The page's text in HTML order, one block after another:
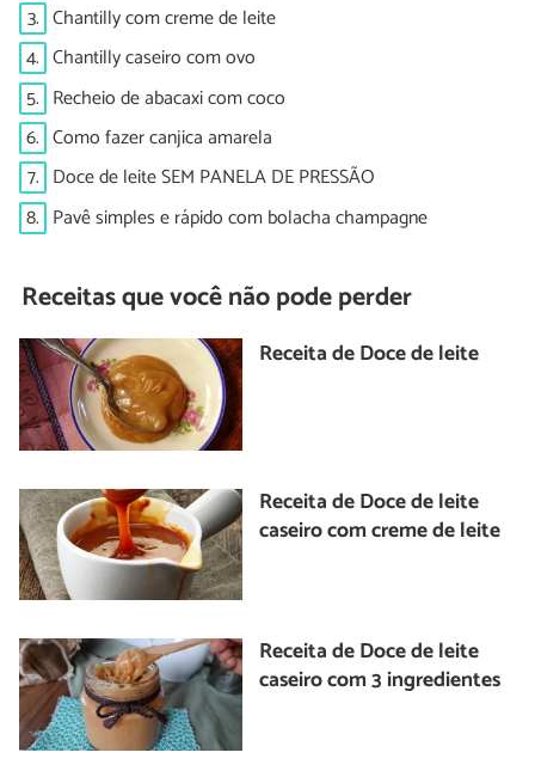
3. Chantilly com creme de leite
4. Chantilly caseiro com ovo
5. Recheio de abacaxi com coco
6. Como fazer canjica amarela
7. Doce de leite SEM PANELA DE PRESSÃO
8. Pavê simples e rápido com bolacha champagne
Receitas que você não pode perder
Receita de Doce de leite
Receita de Doce de leite
caseiro com creme de leite
Receita de Doce de leite
caseiro com 3 ingredientes